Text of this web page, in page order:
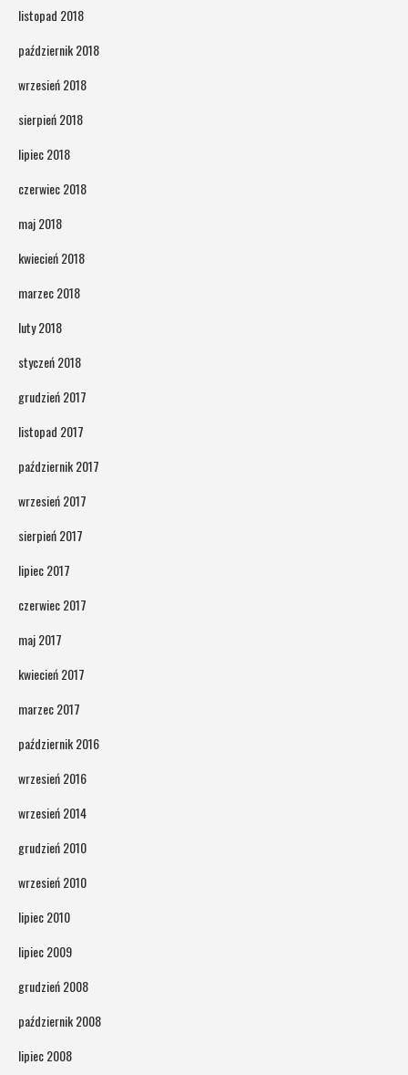
listopad 2018
październik 2018
wrzesień 2018
sierpień 2018
lipiec 2018
czerwiec 2018
maj 2018
kwiecień 2018
marzec 2018
luty 2018
styczeń 2018
grudzień 2017
listopad 2017
październik 2017
wrzesień 2017
sierpień 2017
lipiec 2017
czerwiec 2017
maj 2017
kwiecień 2017
marzec 2017
październik 2016
wrzesień 2016
wrzesień 2014
grudzień 2010
wrzesień 2010
lipiec 2010
lipiec 2009
grudzień 2008
październik 2008
lipiec 2008